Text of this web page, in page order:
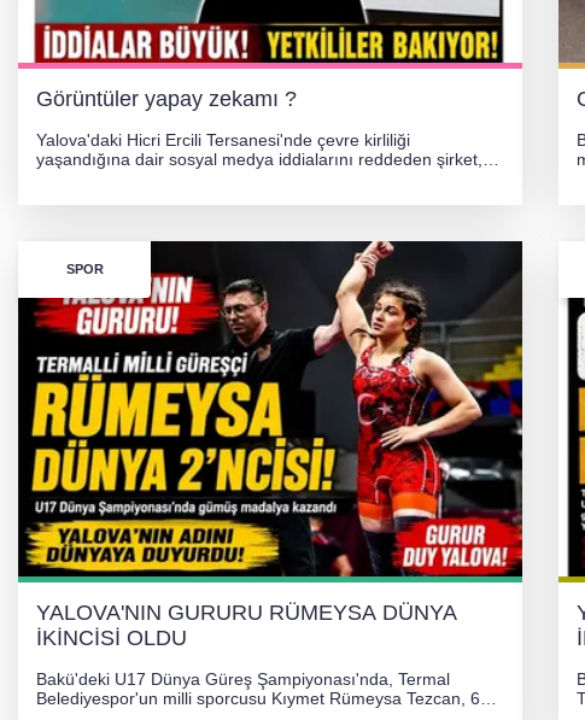
Görüntüler yapay zekamı ?
Yalova'daki Hicri Ercili Tersanesi'nde çevre kirliliği
yaşandığına dair sosyal medya iddialarını reddeden şirket,
SPOR
YALOVA'NIN GURURU RÜMEYSA DÜNYA
İKİNCİSİ OLDU
Bakü'deki U17 Dünya Güreş Şampiyonası'nda, Termal
Belediyespor'un milli sporcusu Kıymet Rümeysa Tezcan, 69